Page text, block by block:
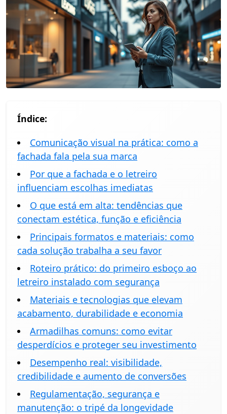
Índice:
Comunicação visual na prática: como a
fachada fala pela sua marca
Por que a fachada e o letreiro
influenciam escolhas imediatas
O que está em alta: tendências que
conectam estética, função e eficiência
Principais formatos e materiais: como
cada solução trabalha a seu favor
Roteiro prático: do primeiro esboço ao
letreiro instalado com segurança
Materiais e tecnologias que elevam
acabamento, durabilidade e economia
Armadilhas comuns: como evitar
desperdícios e proteger seu investimento
Desempenho real: visibilidade,
credibilidade e aumento de conversões
Regulamentação, segurança e
manutenção: o tripé da longevidade